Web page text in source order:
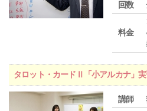
回数
料金
タロット・カードⅡ「小アルカナ」
講師